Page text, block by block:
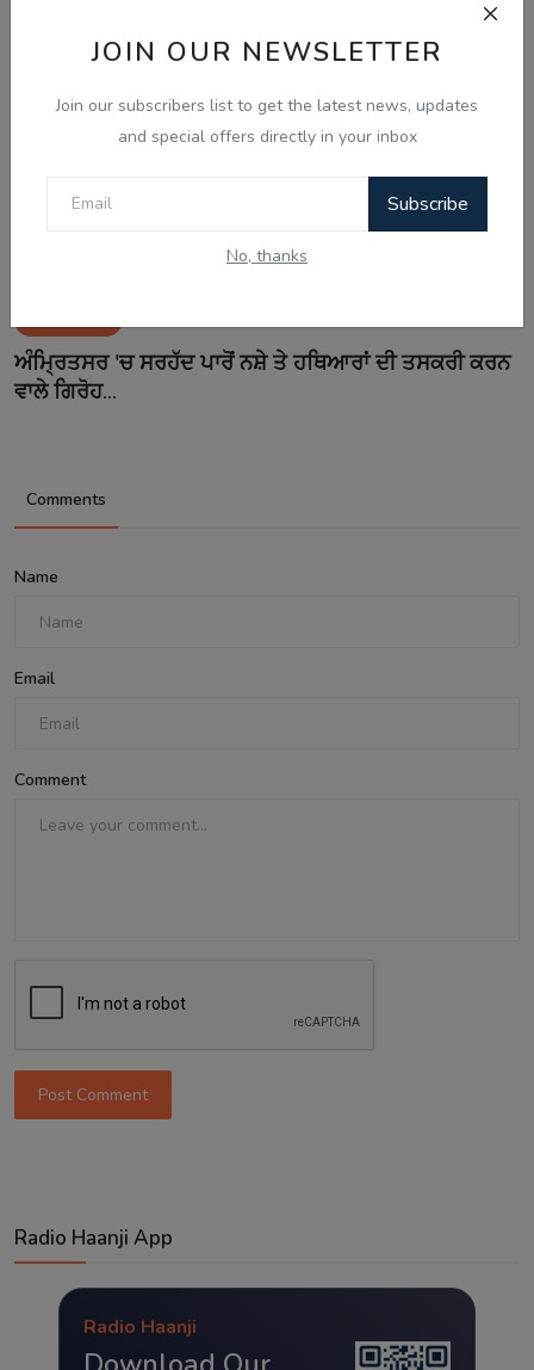
JOIN OUR NEWSLETTER
Join our subscribers list to get the latest news, updates
and special offers directly in your inbox
Subscribe
No, thanks
ਅੰਮ੍ਰਿਤਸਰ 'ਚ ਸਰਹੱਦ ਪਾਰੋਂ ਨਸ਼ੇ ਤੇ ਹਥਿਆਰਾਂ ਦੀ ਤਸਕਰੀ ਕਰਨ
ਵਾਲੇ ਗਿਰੋਹ...
Comments
Name
Email
Comment
Post Comment
Radio Haanji App
Radio Haanji